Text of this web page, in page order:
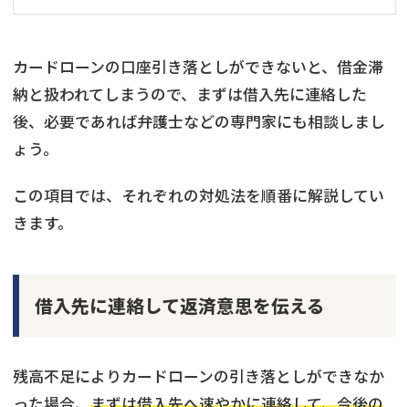
カードローンの口座引き落としができないと、借金滞
納と扱われてしまうので、まずは借入先に連絡した
後、必要であれば弁護士などの専門家にも相談しまし
ょう。
この項目では、それぞれの対処法を順番に解説してい
きます。
借入先に連絡して返済意思を伝える
残高不足によりカードローンの引き落としができなか